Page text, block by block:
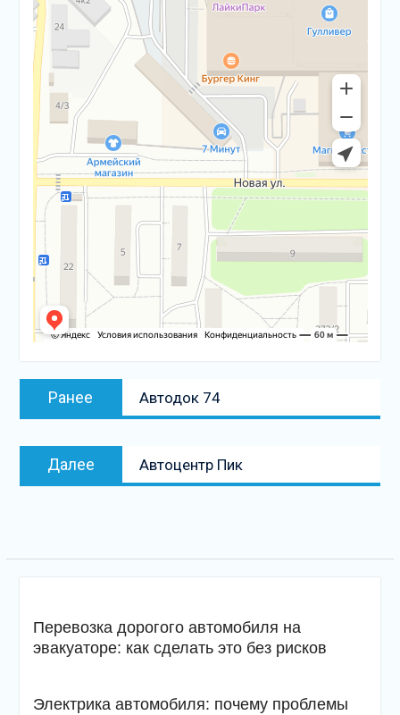
Навигация
Ранее
Предыдущая
запись:
Автодок 74
Далее
Следующая
запись
Автоцентр Пик
Перевозка дорогого автомобиля на
эвакуаторе: как сделать это без рисков
Электрика автомобиля: почему проблемы